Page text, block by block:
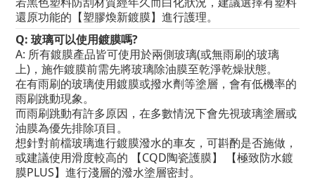
還原功能的【塑膠煥新鍍膜】進行護理。
Q: 玻璃可以使用鍍膜嗎?
A: 所有鍍膜產品皆可使用於兩側玻璃(或無雨刷的玻璃
上)，施作鍍膜前需先將玻璃除油膜至乾淨乾燥狀態。
在有雨刷的玻璃使用鍍膜或撥水劑等塗層，會有低機率的
雨刷跳動現象。
而雨刷跳動有許多原因，在多數情況下會先視玻璃塗層或
油膜為優先排除項目。
想針對前檔玻璃進行鍍膜潑水的車友，可斟酌是否施做，
或建議使用滑度較高的 【CQD陶瓷護膜】 【極致防水鍍
膜PLUS】進行淺層的潑水塗層密封。